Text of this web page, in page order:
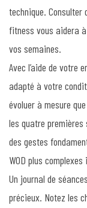
technique.
fitness vous aidera
vos semaines.
Avec l’aide de votre
adapté à votre
évoluer à mesure
les quatre premières
des gestes
WOD plus
Un journal de
précieux. Notez les